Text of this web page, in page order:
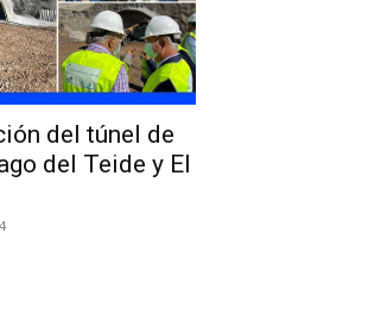
del túnel de
del Teide y El